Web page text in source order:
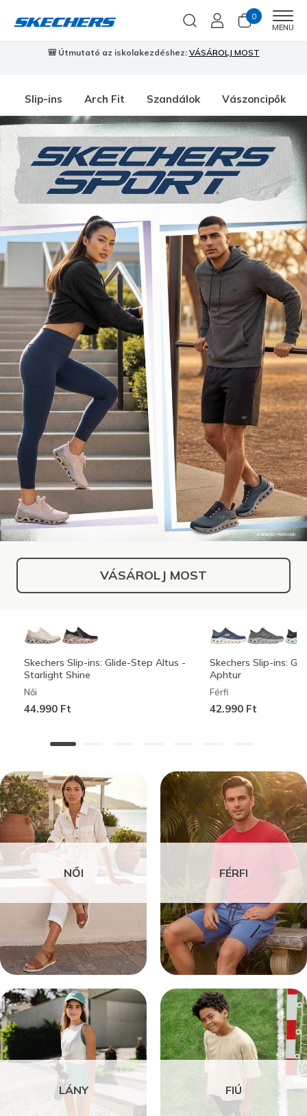
0
MENU
🎒 Útmutató az iskolakezdéshez: VÁSÁROLJ MOST
Slip-ins Arch Fit Szandálok Vászoncipők
VÁSÁROLJ MOST
Skechers Slip-ins: Glide-Step Altus -
Starlight Shine
Női
44.990 Ft
Skechers Slip-ins:
Aphtur
Férfi
42.990 Ft
NŐI FÉRFI
LÁNY FIÚ